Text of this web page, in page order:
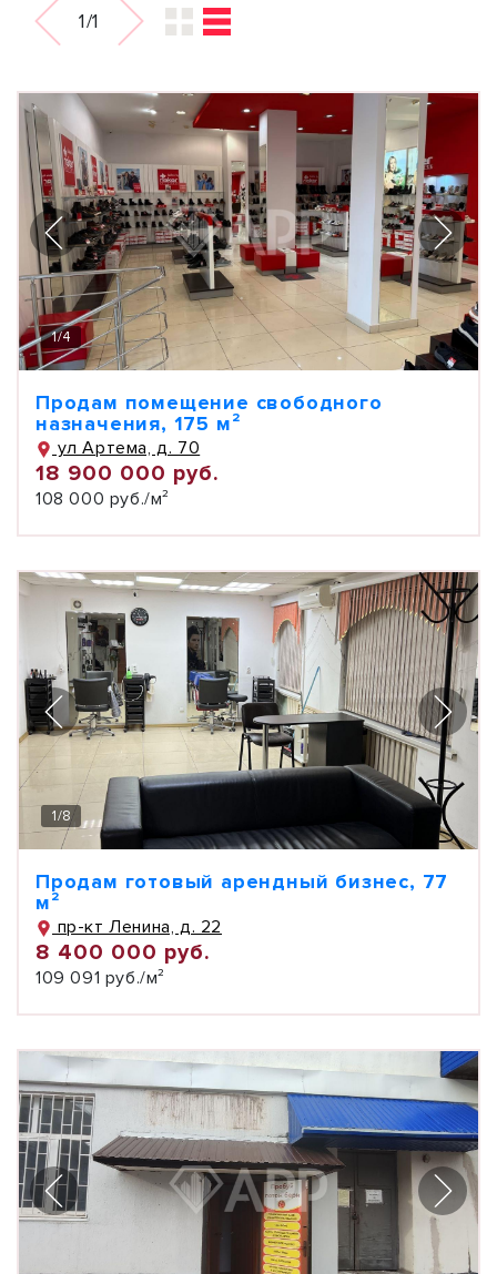
1/1
1/4
Продам помещение свободного
назначения, 175 м²
ул Артема, д. 70
18 900 000 руб.
108 000 руб./м²
1/8
Продам готовый арендный бизнес, 77
м²
пр-кт Ленина, д. 22
8 400 000 руб.
109 091 руб./м²